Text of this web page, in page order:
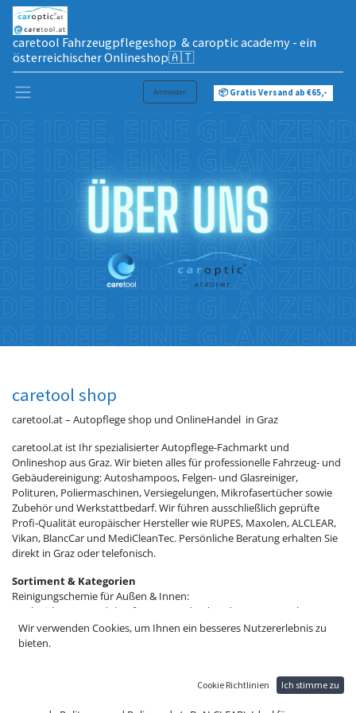
caretool Fahrzeugpflegeshop & caroptic academy - ein
österreichischer Onlineshop🇦🇹
Anmelden 📦 Gratis Versand ab €65,-
caretool shop
caretool.at – Autopflege shop und OnlineHandel in Graz
caretool.at ist Ihr spezialisierter Autopflege‑Fachmarkt und
Onlineshop aus Graz. Wir bieten alles für professionelle Fahrzeug- und
Gebäudereinigung: Autoshampoos, Felgen- und Glasreiniger,
Polituren, Poliermaschinen, Versiegelungen, Mikrofasertücher sowie
Zubehör und Werkstattbedarf. Wir führen ausschließlich geprüfte
Profi‑Qualität europäischer Hersteller wie RUPES, Maxolen, ALCLEAR,
Vikan, BlancCar und MediCleanTec. Persönliche Beratung erhalten Sie
direkt in Graz oder telefonisch.
Sortiment & Kategorien
Reinigungschemie für Außen & Innen:
Hochwirksame Produkte für Auto und Gebäude – von Autoshampoo
über Insekten‑ und Felgenreiniger bis zu Innenraum- und
Geruchsentfernern. Marken wie Maxolen entfernen selbst
Poliermaschinen & Lackaufbereitung:
Wir verwenden Cookies, um Ihnen ein besseres Nutzererlebnis zu
bieten.
Cookie Richtlinien Ich stimme zu